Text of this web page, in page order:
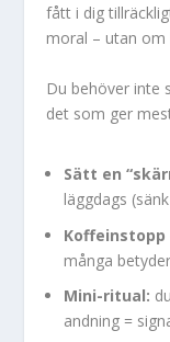
fått i dig
moral – utan om
Du behöver inte
det som ger
Sätt en
läggdags
Koffeinstopp
många
Mini-ritual:
andning =